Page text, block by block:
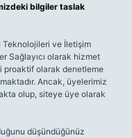
bilgiler taslak
Teknolojileri ve İletişim
Sağlayıcı olarak hizmet
proaktif olarak denetleme
Ancak, üyelerimiz
olup, siteye üye olarak
düşündüğünüz